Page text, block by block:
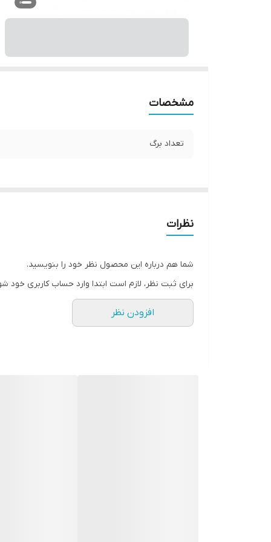
مشخصات
تعداد برگ
نظرات
شما هم درباره این محصول نظر خود را بنویسید.
برای ثبت نظر، لازم است ابتدا وارد حساب کاربری خود
افزودن نظر